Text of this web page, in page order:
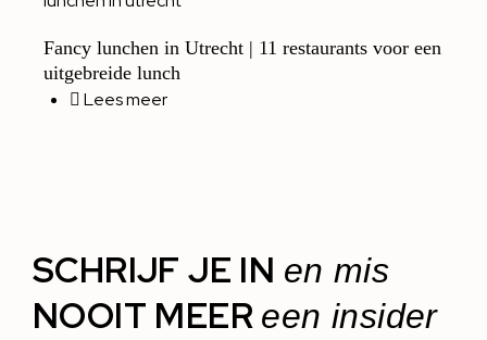
Fancy lunchen in Utrecht | 11 restaurants voor een
uitgebreide lunch
Lees meer
SCHRIJF JE IN en mis
NOOIT MEER een insider